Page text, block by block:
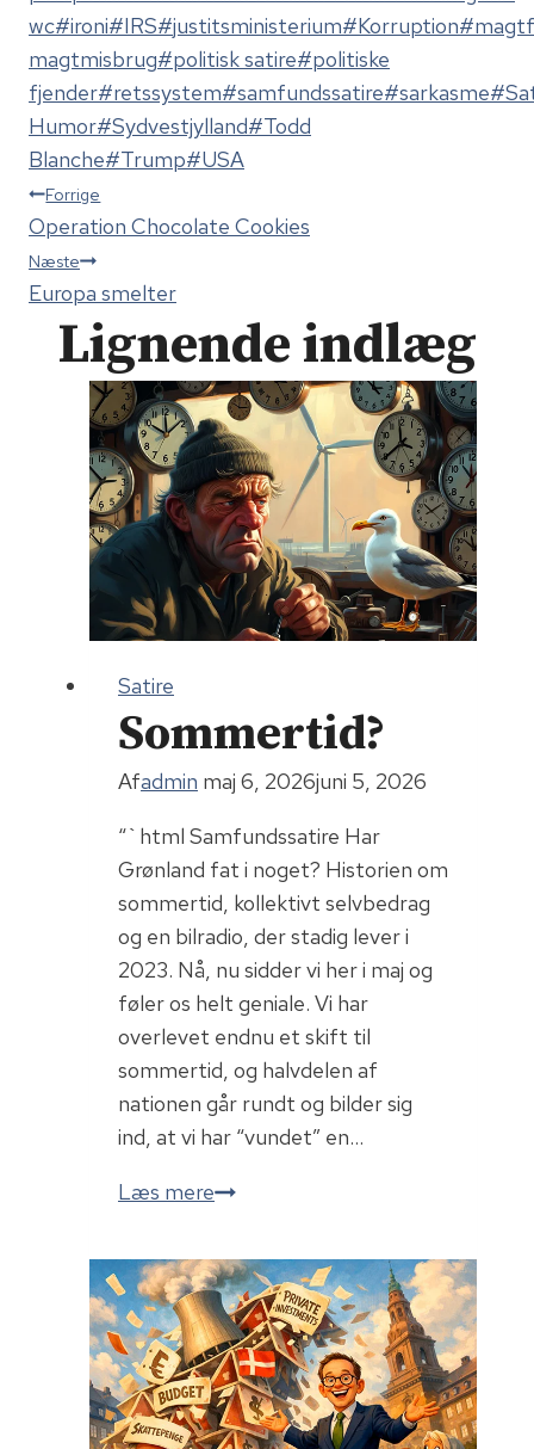
wc#ironi#IRS#justitsministerium#Korruption#
magtmisbrug#politisk satire#politiske
fjender#retssystem#samfundssatire#sarkasme#
Humor#Sydvestjylland#Todd
Blanche#Trump#USA
Indlægsnavigation
Forrige
Operation Chocolate Cookies
Næste
Europa smelter
Lignende indlæg
Satire
Sommertid?
Afadmin maj 6, 2026juni 5, 2026
“`html Samfundssatire Har
Grønland fat i noget? Historien om
sommertid, kollektivt selvbedrag
og en bilradio, der stadig lever i
2023. Nå, nu sidder vi her i maj og
føler os helt geniale. Vi har
overlevet endnu et skift til
sommertid, og halvdelen af
nationen går rundt og bilder sig
ind, at vi har “vundet” en…
Læs mereSommertid?